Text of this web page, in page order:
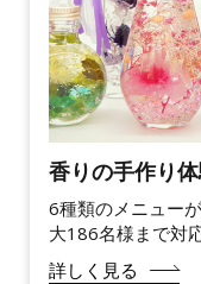
香りの手作り
6種類のメニュー
大186名様まで対
詳しく見る